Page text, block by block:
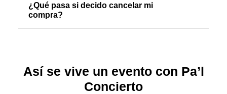
¿Qué pasa si decido cancelar mi
compra?
Así se vive un evento con Pa’l
Concierto